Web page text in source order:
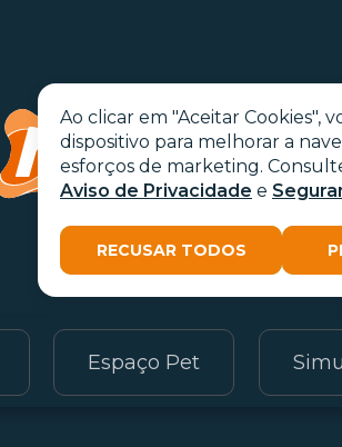
Ao clicar em "Aceitar Cookies",
dispositivo para melhorar a
esforços de marketing.
Aviso de Privacidade e
RECUSAR TODOS
Espaço Pet
Go with the